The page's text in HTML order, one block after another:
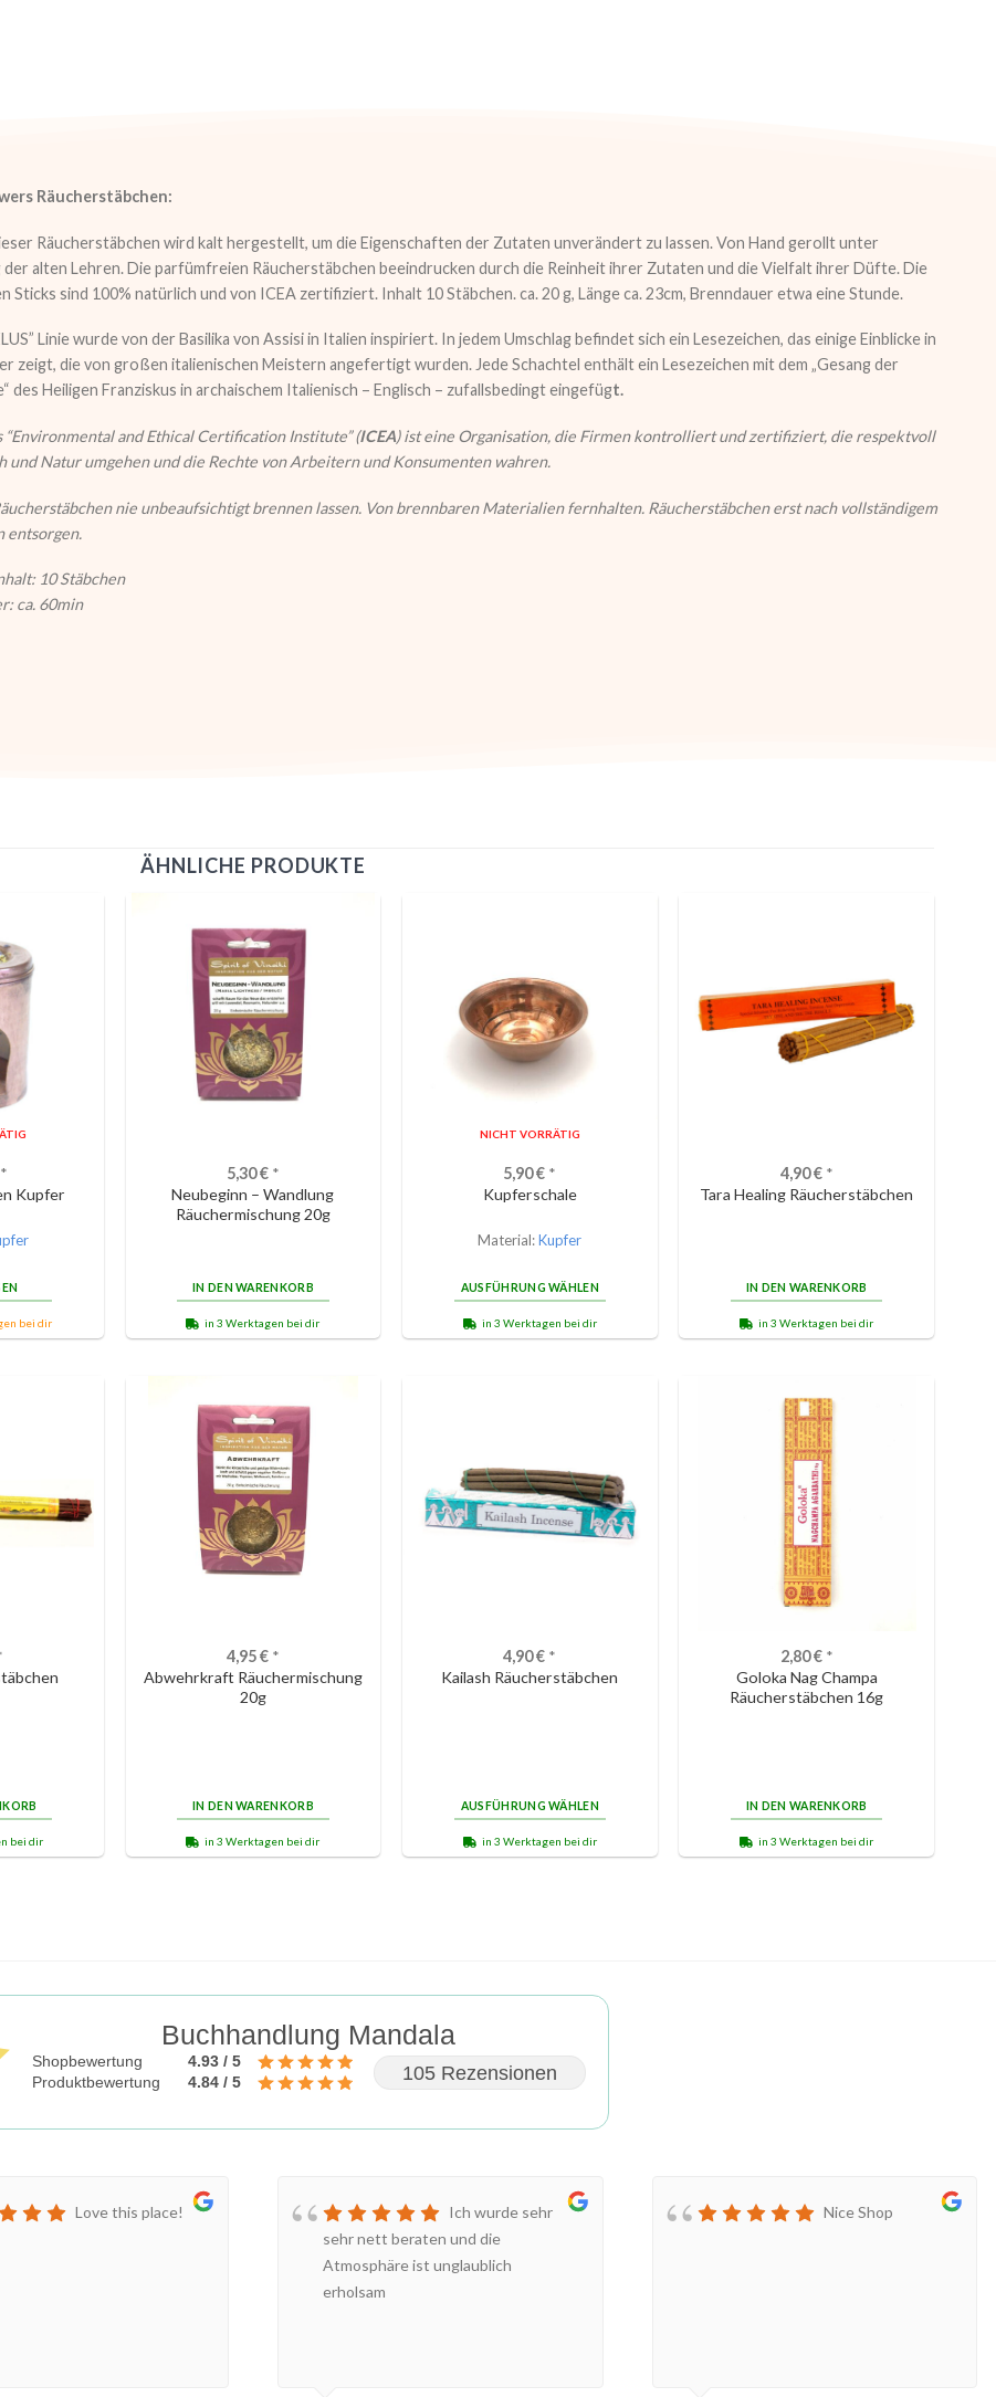
Räucherstäbchen:
Räucherstäbchen wird kalt hergestellt, um die Eigenschaften der Zutaten unverändert zu lassen. Von Hand gerollt unter
der alten Lehren. Die parfümfreien Räucherstäbchen beeindrucken durch die Reinheit ihrer Zutaten und die Vielfalt ihrer Düfte. Die
Sticks sind 100% natürlich und von ICEA zertifiziert. Inhalt 10 Stäbchen. ca. 20 g, Länge ca. 23cm, Brenndauer etwa eine Stunde.
Linie wurde von der Basilika von Assisi in Italien inspiriert. In jedem Umschlag befindet sich ein Lesezeichen, das einige Einblicke in
zeigt, die von großen italienischen Meistern angefertigt wurden. Jede Schachtel enthält ein Lesezeichen mit dem „Gesang der
des Heiligen Franziskus in archaischem Italienisch – Englisch – zufallsbedingt eingefügt.
“Environmental and Ethical Certification Institute” (ICEA) ist eine Organisation, die Firmen kontrolliert und zertifiziert, die respektvoll
und Natur umgehen und die Rechte von Arbeitern und Konsumenten wahren.
nie unbeaufsichtigt brennen lassen. Von brennbaren Materialien fernhalten. Räucherstäbchen erst nach vollständigem
entsorgen.
10 Stäbchen
ca. 60min
ÄHNLICHE PRODUKTE
Kupfer
bei dir
5,30€*
Neubeginn – Wandlung
Räuchermischung 20g
IN DEN WARENKORB
in 3 Werktagen bei dir
NICHT VORRÄTIG
5,90€ *
Kupferschale
Material:Kupfer
AUSFÜHRUNG WÄHLEN
in 3 Werktagen bei dir
4,90€*
Tara Healing Räucherstäbchen
IN DEN WARENKORB
in 3 Werktagen bei dir
bei dir
4,95€*
Abwehrkraft Räuchermischung
20g
IN DEN WARENKORB
in 3 Werktagen bei dir
4,90€ *
Kailash Räucherstäbchen
AUSFÜHRUNG WÄHLEN
in 3 Werktagen bei dir
2,80€*
Goloka Nag Champa
Räucherstäbchen 16g
IN DEN WARENKORB
in 3 Werktagen bei dir
Buchhandlung Mandala
Shopbewertung
4.93 / 5
Produktbewertung
4.84 / 5 105 Rezensionen
Love this place!
Ich wurde sehr
sehr nett beraten und die
Atmosphäre ist unglaublich
erholsam
Nice Shop